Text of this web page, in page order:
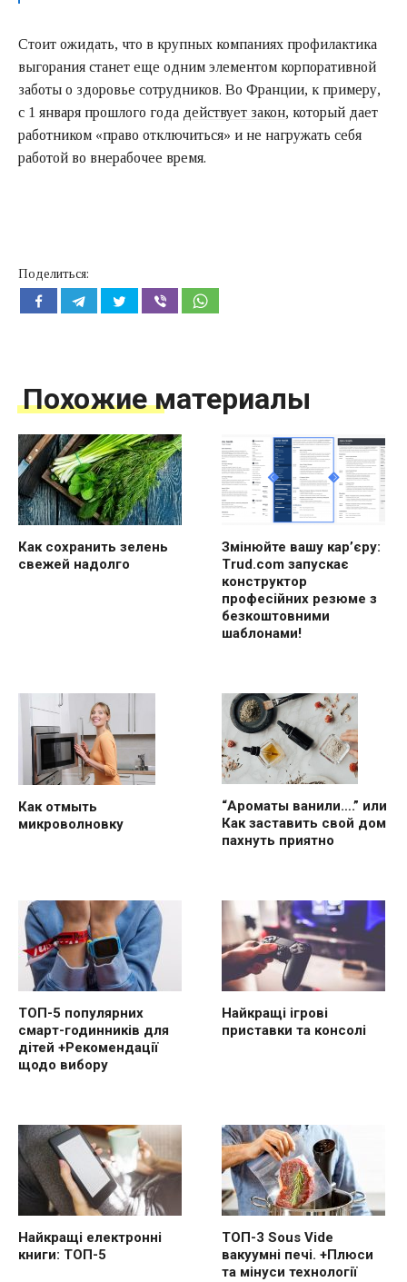
Стоит ожидать, что в крупных компаниях профилактика
выгорания станет еще одним элементом корпоративной
заботы о здоровье сотрудников. Во Франции, к примеру,
с 1 января прошлого года действует закон, который дает
работником «право отключиться» и не нагружать себя
работой во внерабочее время.
Поделиться:
Похожие материалы
Как сохранить зелень
свежей надолго
Змінюйте вашу кар’єру:
Trud.com запускає
конструктор
професійних резюме з
безкоштовними
шаблонами!
Как отмыть
микроволновку
“Ароматы ванили….” или
Как заставить свой дом
пахнуть приятно
ТОП-5 популярних
смарт-годинників для
дітей +Рекомендації
щодо вибору
Найкращі ігрові
приставки та консолі
Найкращі електронні
книги: ТОП-5
ТОП-3 Sous Vide
вакуумні печі. +Плюси
та мінуси технології